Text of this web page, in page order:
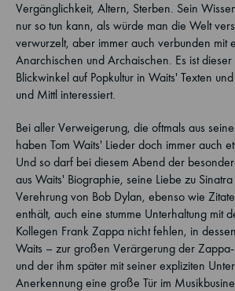
Vergänglichkeit, Altern, Sterben. Sein
nur so tun kann, als würde man die Welt
verwurzelt, aber immer auch verbunden mit
Anarchischen und Archaischen. Es ist
Blickwinkel auf Popkultur in Waits' Texten
und Mittl interessiert.
Bei aller Verweigerung, die oftmals aus
haben Tom Waits' Lieder doch immer auch
Und so darf bei diesem Abend der
aus Waits' Biographie, seine Liebe zu
Verehrung von Bob Dylan, ebenso wie
enthält, auch eine stumme Unterhaltung mit
Kollegen Frank Zappa nicht fehlen, in
Waits – zur großen Verärgerung der
und der ihm später mit seiner expliziten
Anerkennung eine große Tür im